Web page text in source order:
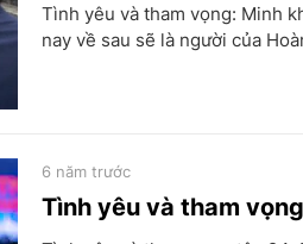
Tình yêu và tham vọng: Minh
nay về sau sẽ là người của
Tình yêu và tham
6 năm trước